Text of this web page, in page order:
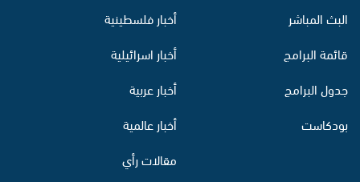
البث المباشر
قائمة البرامج
جدول البرامج
بودكاست
أخبار فلسطينية
أخبار اسرائيلية
أخبار عربية
أخبار عالمية
مقالات رأي